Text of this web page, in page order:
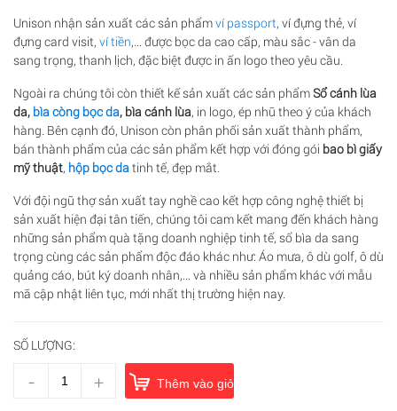
Unison nhận sản xuất các sản phẩmví passport, ví đựng thẻ, ví
đựng card visit, ví tiền,... được bọc da cao cấp, màu sắc - vân da
sang trọng, thanh lịch, đặc biệt được in ấn logo theo yêu cầu.
Ngoài ra chúng tôi còn thiết kế sản xuất các sản phẩmSổcánh lùa
da, bìa còng bọc da, bìa cánh lùa, in logo, ép nhũ theo ý của khách
hàng. Bên cạnh đó, Unison còn phân phối sản xuất thành phẩm,
bán thành phẩm của các sản phẩm kết hợp với đóng gói bao bì giấy
mỹthuật, hộp bọc datinh tế, đẹp mắt.
Với đội ngũ thợ sản xuất tay nghề cao kết hợp công nghệ thiết bị
sản xuất hiện đại tân tiến, chúng tôi cam kết mang đến khách hàng
những sản phẩm quà tặng doanh nghiệp tinh tế, sổ bìa da sang
trọng cùng các sản phẩm độc đáo khác như: Áo mưa, ô dù golf, ô dù
quảng cáo, bút ký doanh nhân,... và nhiều sản phẩm khác với mẫu
mã cập nhật liên tục, mới nhất thị trường hiện nay.
SỐ LƯỢNG:
- + Thêm vào giỏ hàng